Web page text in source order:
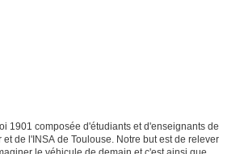
1901 composée d'étudiants et d'enseignants de
de l'INSA de Toulouse. Notre but est de relever